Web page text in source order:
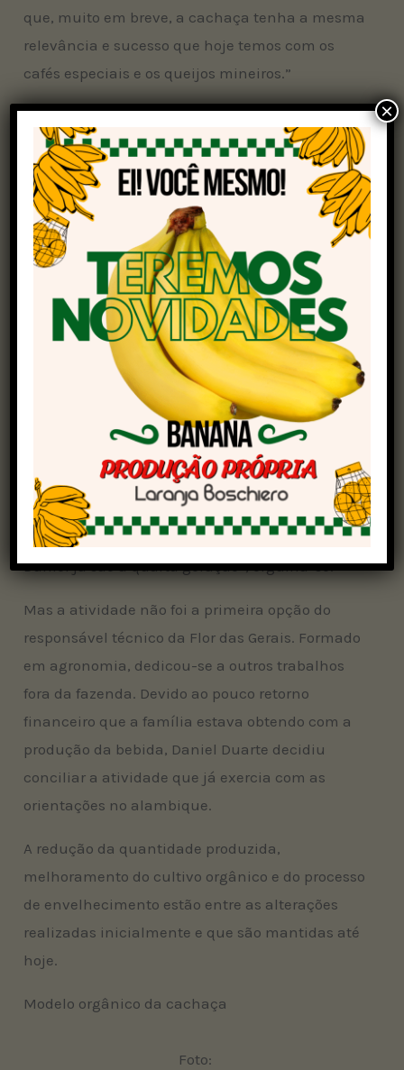
que, muito em breve, a cachaça tenha a mesma
relevância e sucesso que hoje temos com os
cafés especiais e os queijos mineiros.”
Aliás, a marca da bebida vencedora é a primeira
certificada como 100% orgânica pelo Instituto
Mineiro de Agropecuária (IMA). Além disso, já
recebeu outras premiações no Concurso
Nacional de Cachaça, noNew Spritis
Concurso da Emater-MG.
Produção familiar
O produtor Daniel Duarte conta que a fabricação
da cachaça também fica por conta dos pais,
Adão Manuel de Oliveira e Lúcia de Oliveira,
além de suas irmãs e de quatro colaboradores.
Manuel relata que a produção da bebida está
na família desde 1912 e vem sendo transmitida
às gerações seguintes. “É uma honra presenciar
a continuidade do trabalho. Minhas filhas e o
Daniel já são a quarta geração”, orgulha-se.
Mas a atividade não foi a primeira opção do
responsável técnico da Flor das Gerais. Formado
em agronomia, dedicou-se a outros trabalhos
fora da fazenda. Devido ao pouco retorno
financeiro que a família estava obtendo com a
produção da bebida, Daniel Duarte decidiu
conciliar a atividade que já exercia com as
orientações no alambique.
A redução da quantidade produzida,
melhoramento do cultivo orgânico e do processo
de envelhecimento estão entre as alterações
realizadas inicialmente e que são mantidas até
hoje.
Modelo orgânico da cachaça
Foto:
×